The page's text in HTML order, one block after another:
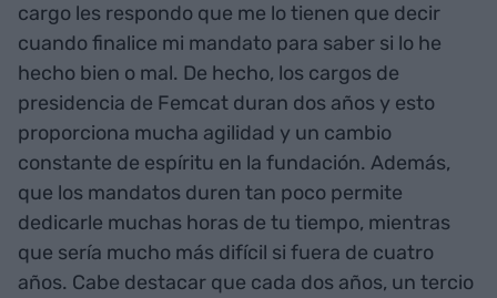
cargo les respondo que me lo tienen que decir
cuando finalice mi mandato para saber si lo he
hecho bien o mal. De hecho, los cargos de
presidencia de Femcat duran dos años y esto
proporciona mucha agilidad y un cambio
constante de espíritu en la fundación. Además,
que los mandatos duren tan poco permite
dedicarle muchas horas de tu tiempo, mientras
que sería mucho más difícil si fuera de cuatro
años. Cabe destacar que cada dos años, un tercio